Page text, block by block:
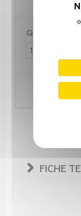
Quantité :
FICHE